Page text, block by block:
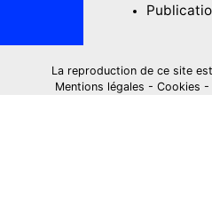
La reproduction de ce site
Mentions légales - Cookies -